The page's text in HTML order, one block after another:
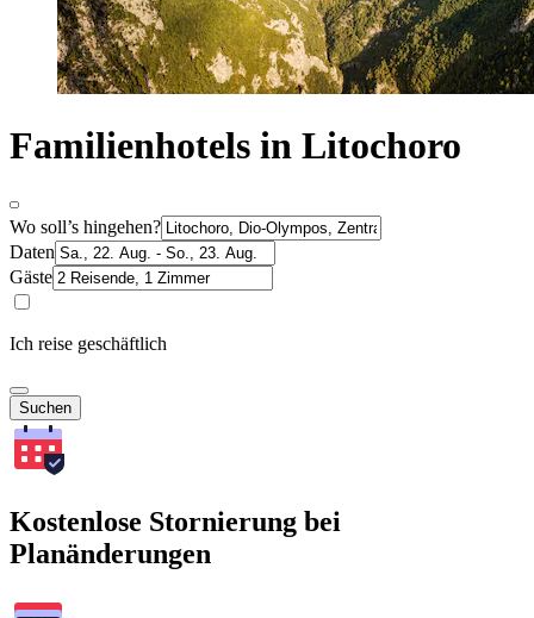
Familienhotels in Litochoro
Wo soll’s hingehen?
Daten
Gäste
Ich reise geschäftlich
Suchen
Kostenlose Stornierung bei
Planänderungen